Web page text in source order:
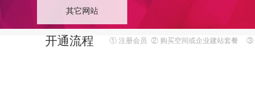
其它网站
开通流程 ① 注册会员 ② 购买空间或企业建站套餐 ③